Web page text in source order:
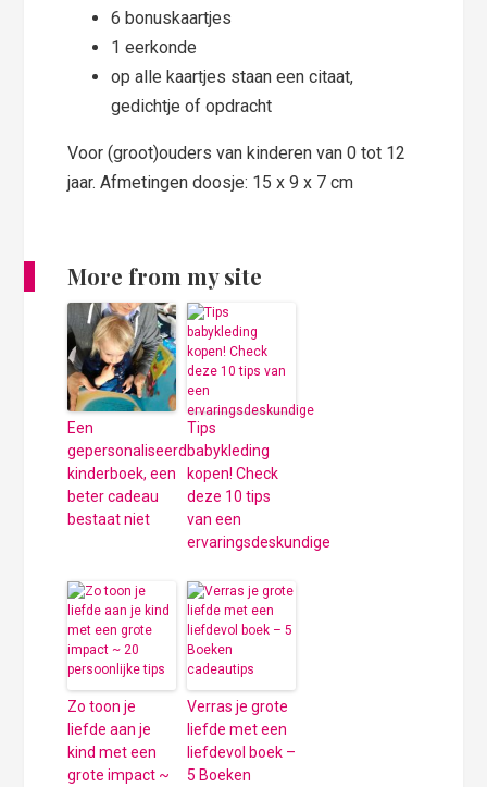
6 bonuskaartjes
1 eerkonde
op alle kaartjes staan een citaat,
gedichtje of opdracht
Voor (groot)ouders van kinderen van 0 tot 12
jaar. Afmetingen doosje: 15 x 9 x 7 cm
More from my site
Een
gepersonaliseerd
kinderboek, een
beter cadeau
bestaat niet
Tips
babykleding
kopen! Check
deze 10 tips
van een
ervaringsdeskundige
Zo toon je
liefde aan je
kind met een
grote impact ~
Verras je grote
liefde met een
liefdevol boek –
5 Boeken